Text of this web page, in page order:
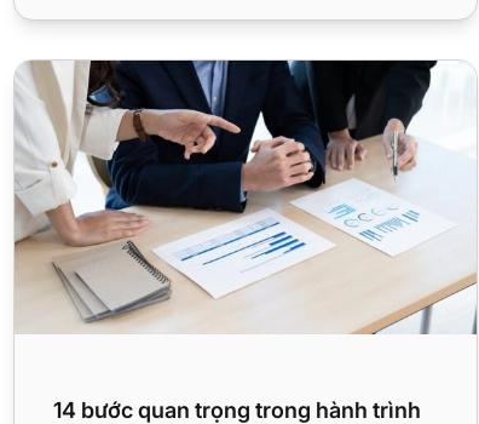
14 bước quan trọng trong hành trình quản lý kiến thức
14 bước quan trọng trong hành trình